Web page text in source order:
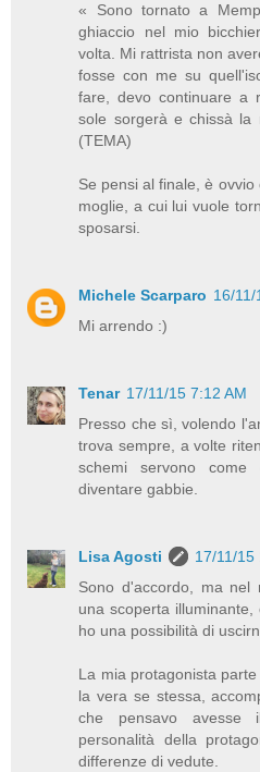
« Sono tornato a
ghiaccio nel mio
volta. Mi rattrista non
fosse con me su
fare, devo continuare a
sole sorgerà e chissà la
(TEMA)
Se pensi al finale, è
moglie, a cui lui vuole
sposarsi.
Michele Scarparo 16/11/
Mi arrendo :)
Tenar 17/11/15 7:12 AM
Presso che sì, volendo
trova sempre, a volte
schemi servono come
diventare gabbie.
Lisa Agosti
17/11/15
Sono d'accordo, ma
una scoperta
ho una possibilità di
La mia protagonista
la vera se stessa,
che pensavo
personalità della
differenze di vedute.